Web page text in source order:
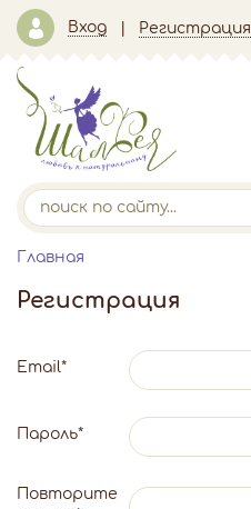
Вход Регистрация
Главная
Регистрация
Email*
Пароль*
Повторите